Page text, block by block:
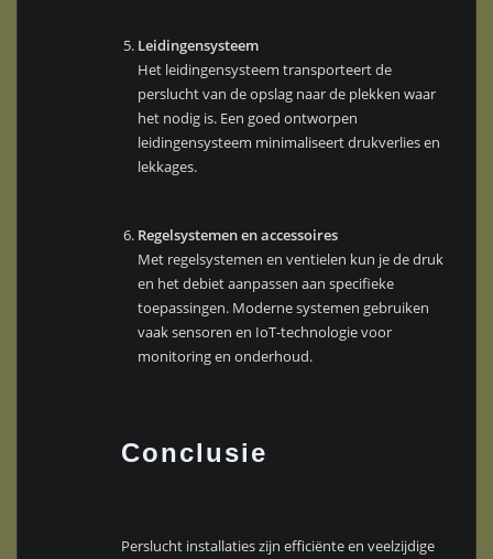
Leidingensysteem
Het leidingensysteem transporteert de
perslucht van de opslag naar de plekken waar
het nodig is. Een goed ontworpen
leidingensysteem minimaliseert drukverlies en
lekkages.
Regelsystemen en accessoires
Met regelsystemen en ventielen kun je de druk
en het debiet aanpassen aan specifieke
toepassingen. Moderne systemen gebruiken
vaak sensoren en IoT-technologie voor
monitoring en onderhoud.
Conclusie
Perslucht installaties zijn efficiënte en veelzijdige